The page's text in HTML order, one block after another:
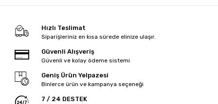
Hızlı Teslimat
Siparişleriniz en kısa sürede elinize ulaşır.
Güvenli Alışveriş
Güvenli ve kolay ödeme sistemi
Geniş Ürün Yelpazesi
Binlerce ürün ve kampanya seçeneği
7 / 24 DESTEK